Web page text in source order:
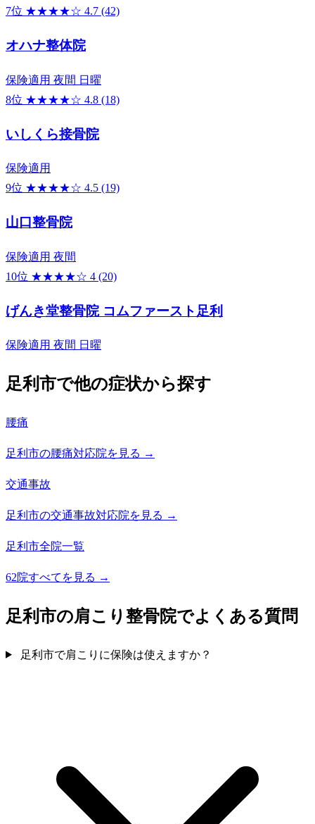
7位 ★★★★☆ 4.7 (42)
オハナ整体院
保険適用 夜間 日曜
8位 ★★★★☆ 4.8 (18)
いしくら接骨院
保険適用
9位 ★★★★☆ 4.5 (19)
山口整骨院
保険適用 夜間
10位 ★★★★☆ 4 (20)
げんき堂整骨院 コムファースト足利
保険適用 夜間 日曜
足利市で他の症状から探す
腰痛
足利市の腰痛対応院を見る →
交通事故
足利市の交通事故対応院を見る →
足利市全院一覧
62院すべてを見る →
足利市の肩こり整骨院でよくある質問
足利市で肩こりに保険は使えますか？